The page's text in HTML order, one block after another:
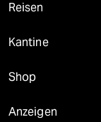
Reisen
Kantine
Shop
Anzeigen